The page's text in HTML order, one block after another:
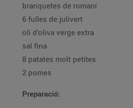
branquetes de romaní
6 fulles de julivert
oli d’oliva verge extra
sal fina
8 patates molt petites
2 pomes
Preparació: